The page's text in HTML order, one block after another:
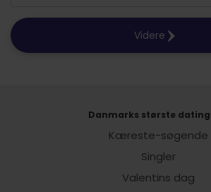
Videre
Danmarks største
Kæreste-søgende
Singler
Valentins dag